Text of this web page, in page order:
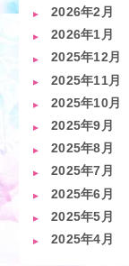
2026年2月
2026年1月
2025年12月
2025年11月
2025年10月
2025年9月
2025年8月
2025年7月
2025年6月
2025年5月
2025年4月